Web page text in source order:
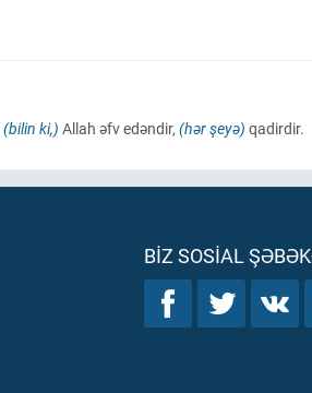
(bilin ki,) Allah əfv edəndir, (hər şeyə) qadirdir.
BIZ SOSIAL